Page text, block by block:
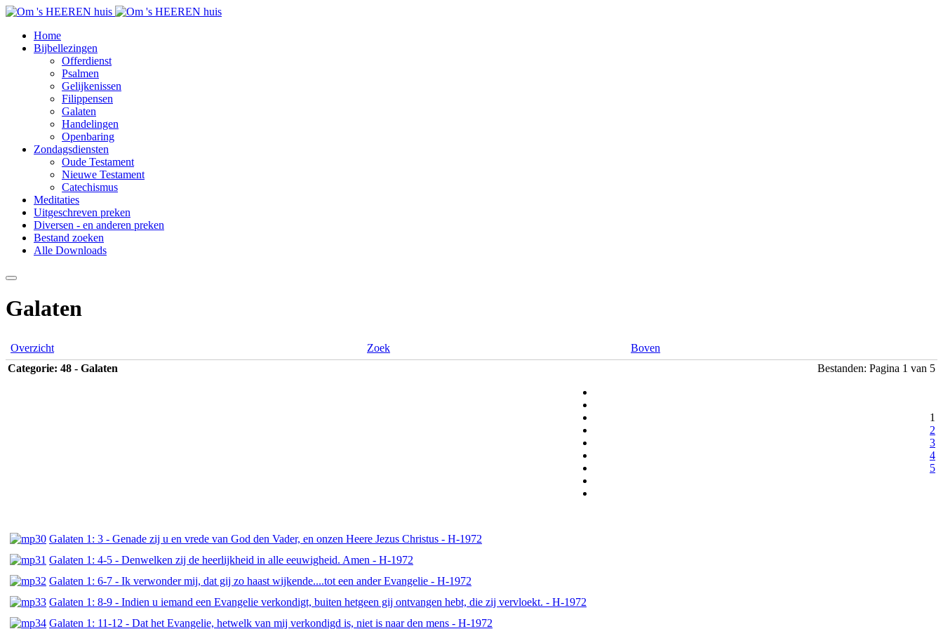
Home
Bijbellezingen
Offerdienst
Psalmen
Gelijkenissen
Filippensen
Galaten
Handelingen
Openbaring
Zondagsdiensten
Oude Testament
Nieuwe Testament
Catechismus
Meditaties
Uitgeschreven preken
Diversen - en anderen preken
Bestand zoeken
Alle Downloads
Galaten
Overzicht Zoek
Boven
Categorie: 48 - Galaten
Bestanden: Pagina 1 van 5
1
2
3
4
5
Galaten 1: 3 - Genade zij u en vrede van God den Vader, en onzen Heere Jezus Christus - H-1972
Galaten 1: 4-5 - Denwelken zij de heerlijkheid in alle eeuwigheid. Amen - H-1972
Galaten 1: 6-7 - Ik verwonder mij, dat gij zo haast wijkende....tot een ander Evangelie - H-1972
Galaten 1: 8-9 - Indien u iemand een Evangelie verkondigt, buiten hetgeen gij ontvangen hebt, die zij vervloekt. - H-1972
Galaten 1: 11-12 - Dat het Evangelie, hetwelk van mij verkondigd is, niet is naar den mens - H-1972